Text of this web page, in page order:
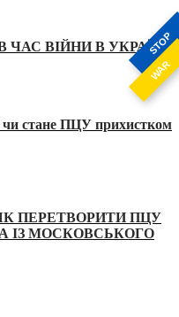
STOP
WAR
ВІЙНИ В УКРАЇНІ
чи стане ПЦУ прихистком
ПЕРЕТВОРИТИ ПЦУ
ІЗ МОСКОВСЬКОГО